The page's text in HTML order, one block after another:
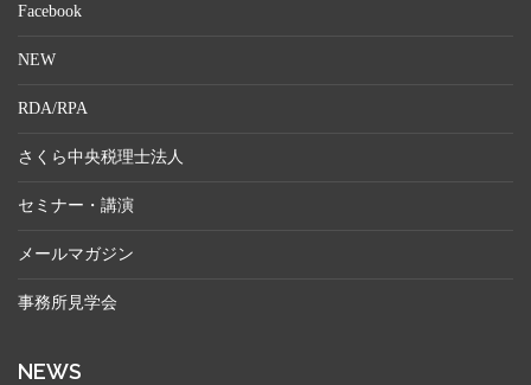
Facebook
NEW
RDA/RPA
さくら中央税理士法人
セミナー・講演
メールマガジン
事務所見学会
NEWS